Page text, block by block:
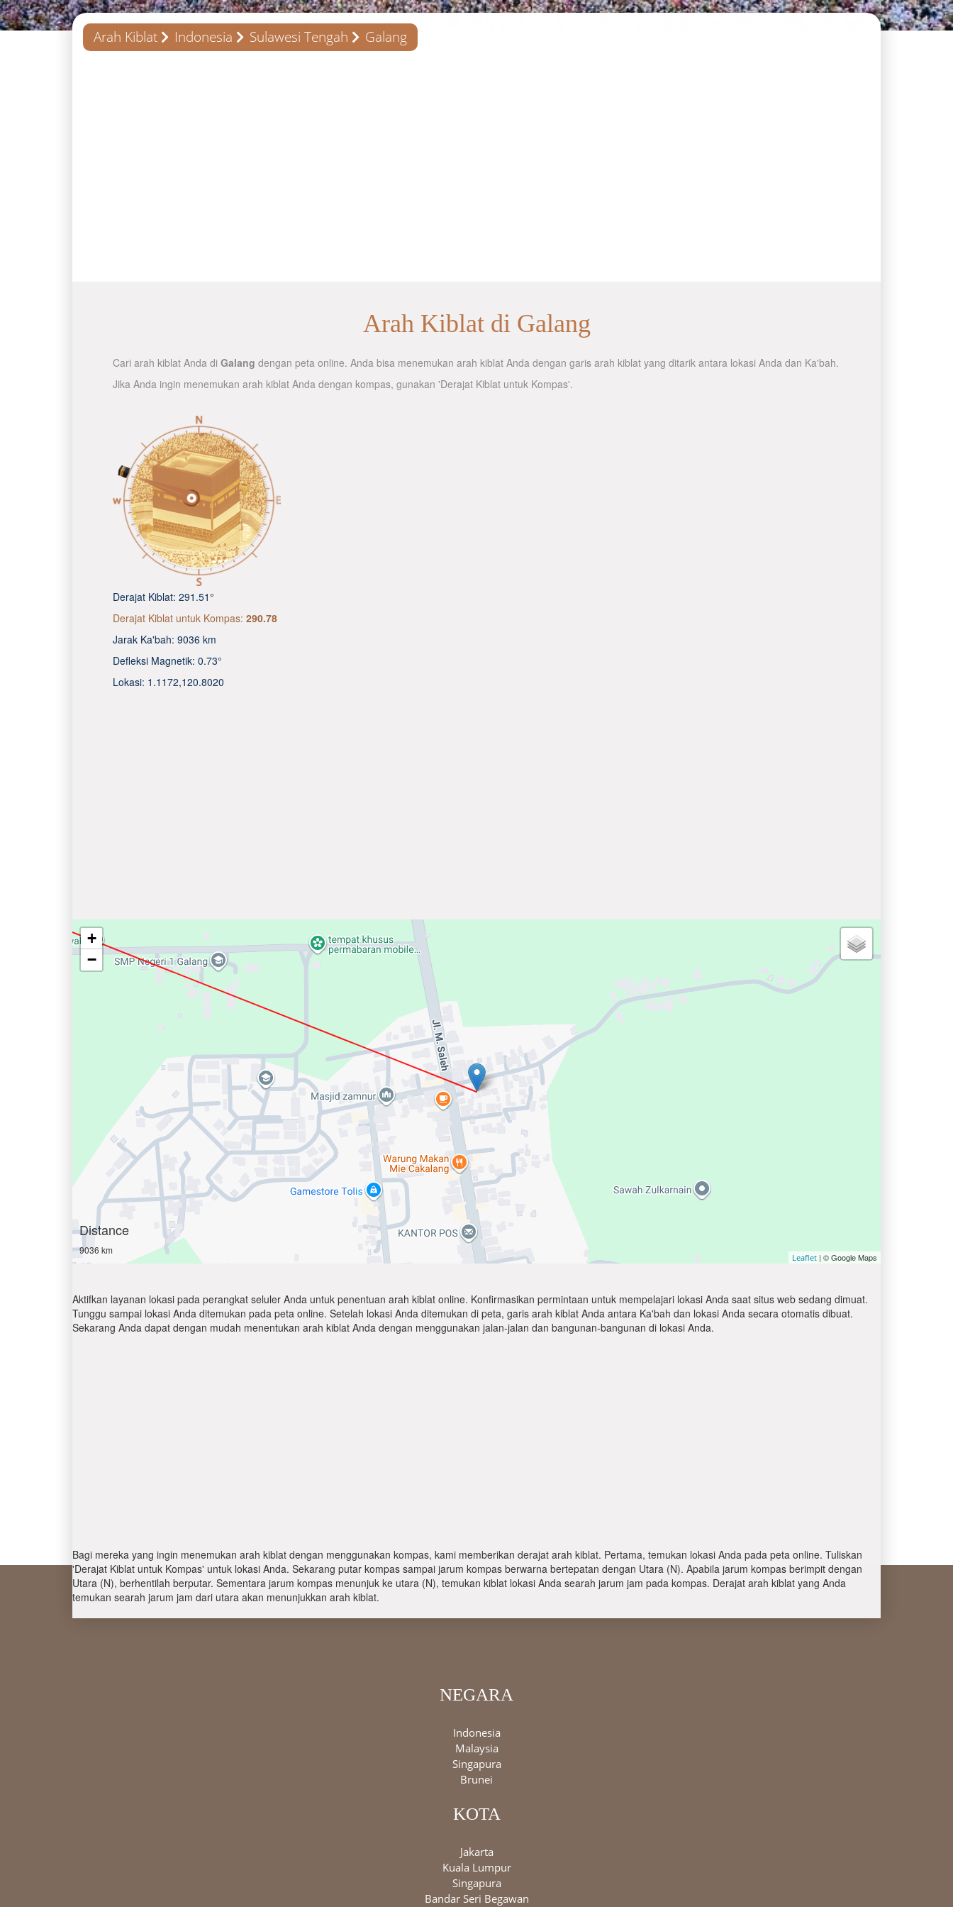
Arah Kiblat Indonesia Sulawesi Tengah Galang
Arah Kiblat di Galang
Cari arah kiblat Anda di Galang dengan peta online. Anda bisa menemukan arah kiblat Anda dengan garis arah kiblat yang ditarik antara lokasi Anda dan Ka'bah.
Jika Anda ingin menemukan arah kiblat Anda dengan kompas, gunakan 'Derajat Kiblat untuk Kompas'.
Derajat Kiblat: 291.51°
Derajat Kiblat untuk Kompas: 290.78
Jarak Ka'bah: 9036 km
Defleksi Magnetik: 0.73°
Lokasi: 1.1172,120.8020
+
−
Distance
9036 km
Leaflet | © Google Maps
Aktifkan layanan lokasi pada perangkat seluler Anda untuk penentuan arah kiblat online. Konfirmasikan permintaan untuk mempelajari lokasi Anda saat situs web sedang dimuat.
Tunggu sampai lokasi Anda ditemukan pada peta online. Setelah lokasi Anda ditemukan di peta, garis arah kiblat Anda antara Ka'bah dan lokasi Anda secara otomatis dibuat.
Sekarang Anda dapat dengan mudah menentukan arah kiblat Anda dengan menggunakan jalan-jalan dan bangunan-bangunan di lokasi Anda.
Bagi mereka yang ingin menemukan arah kiblat dengan menggunakan kompas, kami memberikan derajat arah kiblat. Pertama, temukan lokasi Anda pada peta online. Tuliskan
'Derajat Kiblat untuk Kompas' untuk lokasi Anda. Sekarang putar kompas sampai jarum kompas berwarna bertepatan dengan Utara (N). Apabila jarum kompas berimpit dengan
Utara (N), berhentilah berputar. Sementara jarum kompas menunjuk ke utara (N), temukan kiblat lokasi Anda searah jarum jam pada kompas. Derajat arah kiblat yang Anda
temukan searah jarum jam dari utara akan menunjukkan arah kiblat.
NEGARA
Indonesia
Malaysia
Singapura
Brunei
KOTA
Jakarta
Kuala Lumpur
Singapura
Bandar Seri Begawan